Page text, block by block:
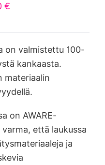
€
on valmistettu 100-
kankaasta.
materiaalin
on AWARE-
että laukussa
ja